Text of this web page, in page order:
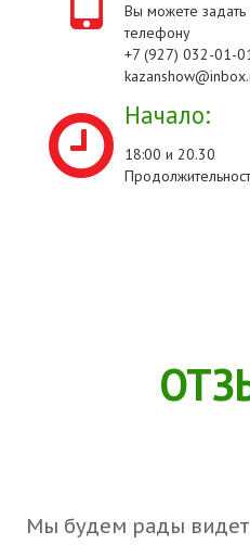
Вы можете
телефону
+7 (927) 032-01-
Начало:
18:00 и 20.30
Мы будем рады